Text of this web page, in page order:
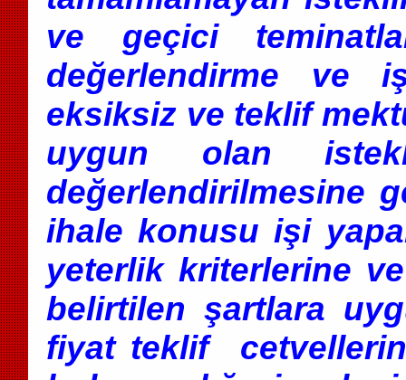
ve geçici
değerlendirme ve
eksiksiz ve teklif
uygun olan
değerlendirilmesine
ihale konusu işi
yeterlik kriterlerine
belirtilen şartlara
fiyat teklif